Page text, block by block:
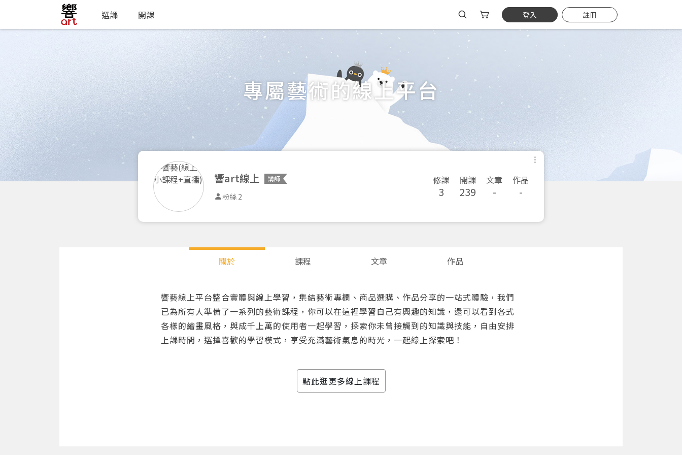
選課 開課 登入 註冊
您將收到一封Email，請依照信件中的指示重新登入。
系統偵測到您的帳號重複登入，
點擊下方「確定」將前一位使用者強制登出。
專屬藝術的線上平台
響art線上 講師
粉絲 2
修課
3
開課
239
文章
-
作品
-
關於 課程 文章 作品
響藝線上平台整合實體與線上學習，集結藝術專欄、商品選購、作品分享的一站式體驗，我們
已為所有人準備了一系列的藝術課程，你可以在這裡學習自己有興趣的知識，還可以看到各式
各樣的繪畫風格，與成千上萬的使用者一起學習，探索你未曾接觸到的知識與技能，自由安排
上課時間，選擇喜歡的學習模式，享受充滿藝術氣息的時光，一起線上探索吧！
點此逛更多線上課程